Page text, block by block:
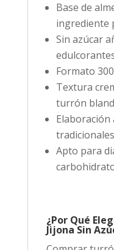
Base de
ingrediente
Sin azúcar
Formato
Textura
turrón
Elaboración
tradicionales
Apto para
¿Por Qué
Jijona Sin